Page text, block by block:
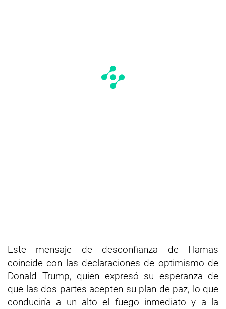
Este mensaje de desconfianza de Hamas
coincide con las declaraciones de optimismo de
Donald Trump, quien expresó su esperanza de
que las dos partes acepten su plan de paz, lo que
conduciría a un alto el fuego inmediato y a la